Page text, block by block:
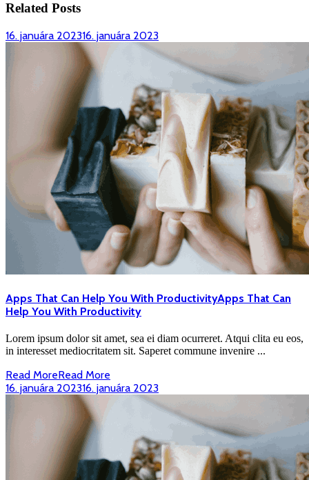
Related Posts
16. januára 202316. januára 2023
Apps That Can Help You With ProductivityApps That Can
Help You With Productivity
Lorem ipsum dolor sit amet, sea ei diam ocurreret. Atqui clita eu eos,
in interesset mediocritatem sit. Saperet commune invenire ...
Read MoreRead More
16. januára 202316. januára 2023